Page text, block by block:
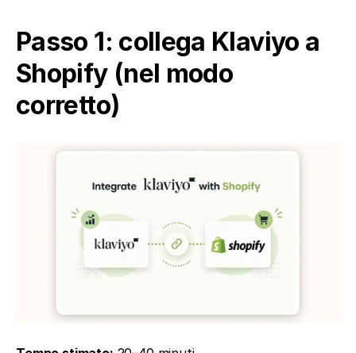
Passo 1: collega Klaviyo a
Shopify (nel modo
corretto)